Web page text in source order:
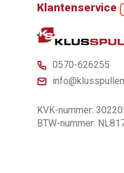
Klantenservice
0570-626255
KVK-nummer:
BTW-nummer: